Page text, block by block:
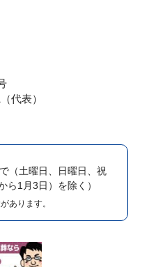
代表）
（土曜日、日曜日、祝
ら1月3日）を除く）
あります。